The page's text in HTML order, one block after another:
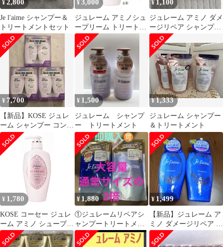
¥2,800
Je l'aime シャンプー＆
トリートメントセット
¥ 3,000
ジュレーム アミノシュ
ープリーム トリートメ
ント 6本
¥ 1,100
ジュレーム アミノ ダメ
ージリペア シャンプー
トリートメント 詰替
¥ 7,700
【新品】KOSE ジュレ
ーム シャンプー コンデ
ィショナー 嵐 コラボ
¥ 1,500
ジュレーム シャンプ
ー トリートメント
¥1,333
ジュレーム シャンプー
＆トリートメント
¥ 1,780
KOSE コーセー ジュレ
ーム アミノ シュープリ
ーム シャンプー (ベル
ベットメロウ) しっと
¥1,880
①ジュレームリペアシ
ャンプートリートメン
ト680ml 大容量詰替通
常サイズ2個分
¥ 1,499
【新品】ジュレーム ア
ミノ ダメージリペア ト
リートメント500ml× 2
本